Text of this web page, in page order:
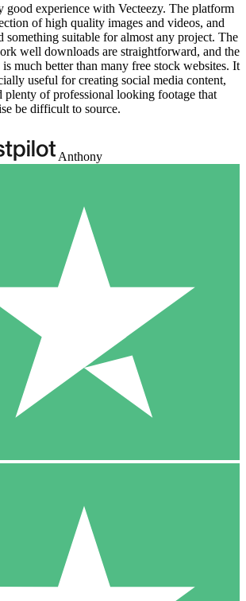
good experience with Vecteezy. The platform
of high quality images and videos, and
something suitable for almost any project. The
well downloads are straightforward, and the
much better than many free stock websites. It
useful for creating social media content,
plenty of professional looking footage that
be difficult to source.
Anthony